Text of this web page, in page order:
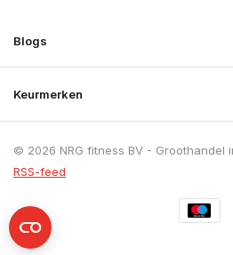
Blogs
Keurmerken
© 2026 NRG fitness BV - Groothandel
RSS-feed